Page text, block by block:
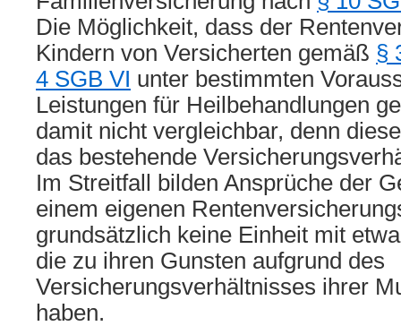
Die Möglichkeit, dass der
Kindern von Versicherten gemäß §
4 SGB VI unter bestimmten
Leistungen für Heilbehandlungen
damit nicht vergleichbar, denn
das bestehende
Im Streitfall bilden Ansprüche der
einem eigenen
grundsätzlich keine Einheit mit
die zu ihren Gunsten aufgrund des
Versicherungsverhältnisses ihrer
haben.